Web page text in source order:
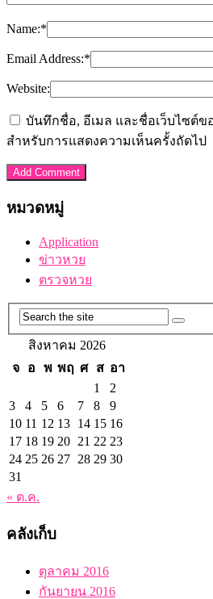
Name:*
Email Address:*
Website:
บันทึกชื่อ, อีเมล และชื่อเว็บไซต์ข
สำหรับการแสดงความเห็นครั้งถัดไป
หมวดหมู่
Application
ข่าวหวย
ตรวจหวย
สิงหาคม 2026
จ
อ พ พฤ ศ ส อา
1
2
3
4 5 6 7 8
9
10 11 12 13 14 15 16
17 18 19 20 21 22 23
24 25 26 27 28 29 30
31
« ต.ค.
คลังเก็บ
ตุลาคม 2016
กันยายน 2016